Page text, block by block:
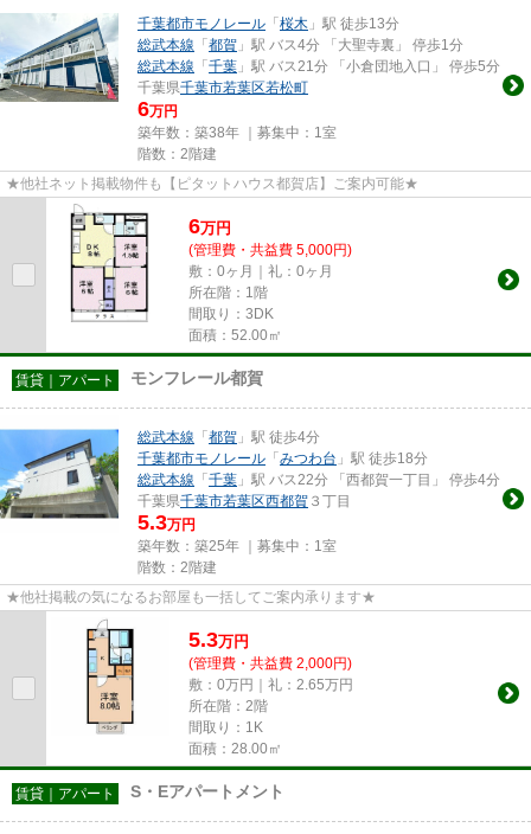
千葉都市モノレール 「 桜木 」駅 徒歩13分
総武本線 「 都賀 」駅 バス4分 「大聖寺裏」 停歩1分
総武本線 「 千葉 」駅 バス21分 「小倉団地入口」 停歩5分
千葉県千葉市若葉区若松町
6万円
築年数：築38年 ｜募集中： 1室
階数：2階建
★他社ネット掲載物件も【ピタットハウス都賀店】ご案内可能★
6万円
(管理費・共益費 5,000円)
敷：0ヶ月｜礼：0ヶ月
所在階：1階
間取り：3DK
面積：52.00㎡
賃貸｜アパート モンフレール都賀
総武本線 「 都賀 」駅 徒歩4分
千葉都市モノレール 「 みつわ台 」駅 徒歩18分
総武本線 「 千葉 」駅 バス22分 「西都賀一丁目」 停歩4分
千葉県千葉市若葉区西都賀 ３丁目
5.3万円
築年数：築25年 ｜募集中： 1室
階数：2階建
★他社掲載の気になるお部屋も一括してご案内承ります★
5.3万円
(管理費・共益費 2,000円)
敷：0万円｜礼：2.65万円
所在階：2階
間取り：1K
面積：28.00㎡
賃貸｜アパート S・Eアパートメント